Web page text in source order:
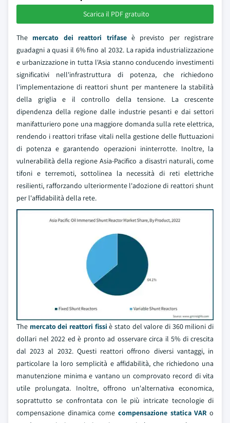
Scarica il PDF gratuito
The mercato dei reattori trifaseè previsto per registrare
guadagni a quasi il 6% fino al 2032. La rapida industrializzazione
e urbanizzazione in tutta l'Asia stanno conducendo investimenti
significativi nell'infrastruttura di potenza, che richiedono
l'implementazione di reattori shunt per mantenere la stabilità
della griglia e il controllo della tensione. La crescente
dipendenza della regione dalle industrie pesanti e dai settori
manifatturiero pone una maggiore domanda sulla rete elettrica,
rendendo i reattori trifase vitali nella gestione delle fluttuazioni
di potenza e garantendo operazioni ininterrotte. Inoltre, la
vulnerabilità della regione Asia-Pacifico a disastri naturali, come
tifoni e terremoti, sottolinea la necessità di reti elettriche
resilienti, rafforzando ulteriormente l'adozione di reattori shunt
per l'affidabilità della rete.
The mercato dei reattori fissi è stato del valore di 360 milioni di
dollari nel 2022 ed è pronto ad osservare circa il 5% di crescita
dal 2023 al 2032. Questi reattori offrono diversi vantaggi, in
particolare la loro semplicità e affidabilità, che richiedono una
manutenzione minima e vantano un comprovato record di vita
utile prolungata. Inoltre, offrono un'alternativa economica,
soprattutto se confrontata con le più intricate tecnologie di
compensazione dinamica come compensazione statica VAR o